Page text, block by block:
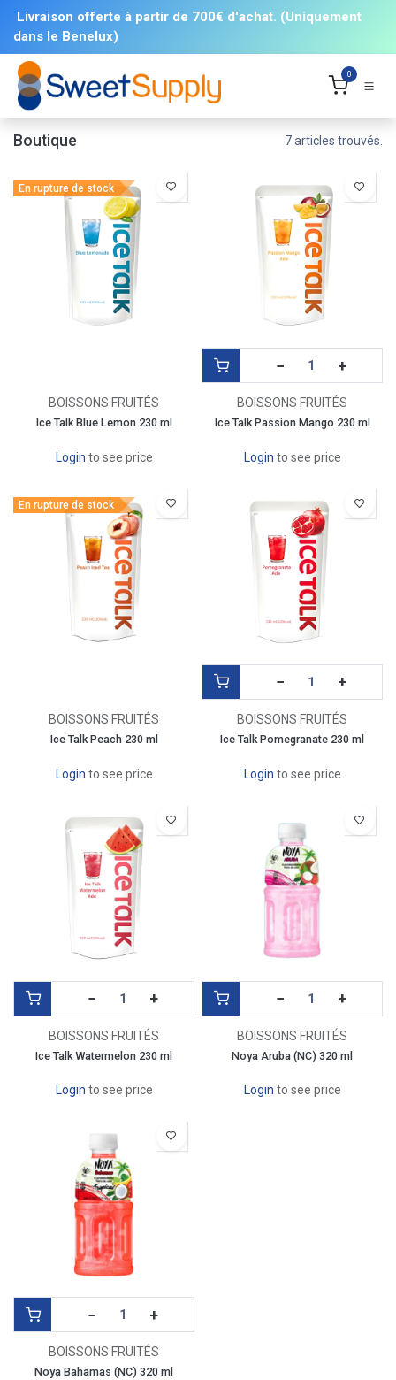
Livraison offerte à partir de 700€ d'achat. (Uniquement
dans le Benelux)
0
Boutique 7 articles trouvés.
En rupture de stock
BOISSONS FRUITÉS
Ice Talk Blue Lemon 230 ml
Login to see price
− +
BOISSONS FRUITÉS
Ice Talk Passion Mango 230 ml
Login to see price
En rupture de stock
BOISSONS FRUITÉS
Ice Talk Peach 230 ml
Login to see price
− +
BOISSONS FRUITÉS
Ice Talk Pomegranate 230 ml
Login to see price
− +
BOISSONS FRUITÉS
Ice Talk Watermelon 230 ml
Login to see price
− +
BOISSONS FRUITÉS
Noya Aruba (NC) 320 ml
Login to see price
− +
BOISSONS FRUITÉS
Noya Bahamas (NC) 320 ml